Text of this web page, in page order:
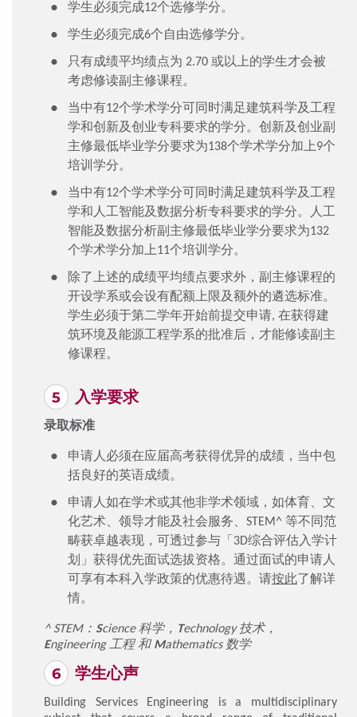
学生必须完成12个选修学分。
学生必须完成6个自由选修学分。
只有成绩平均绩点为 2.70 或以上的学生才会被
考虑修读副主修课程。
当中有12个学术学分可同时满足建筑科学及工程
学和创新及创业专科要求的学分。创新及创业副
主修最低毕业学分要求为138个学术学分加上9个
培训学分。
当中有12个学术学分可同时满足建筑科学及工程
学和人工智能及数据分析专科要求的学分。人工
智能及数据分析副主修最低毕业学分要求为132
个学术学分加上11个培训学分。
除了上述的成绩平均绩点要求外，副主修课程的
开设学系或会设有配额上限及额外的遴选标准。
学生必须于第二学年开始前提交申请, 在获得建
筑环境及能源工程学系的批准后，才能修读副主
修课程。
入学要求
录取标准
申请人必须在应届高考获得优异的成绩，当中包
括良好的英语成绩。
申请人如在学术或其他非学术领域，如体育、文
化艺术、领导才能及社会服务、STEM^ 等不同范
畴获卓越表现，可透过参与「3D综合评估入学计
划」获得优先面试选拔资格。通过面试的申请人
可享有本科入学政策的优惠待遇。请按此了解详
情。
^ STEM： Science 科学， Technology 技术，
Engineering 工程 和 Mathematics 数学
学生心声
Building Services Engineering is a multidisciplinary